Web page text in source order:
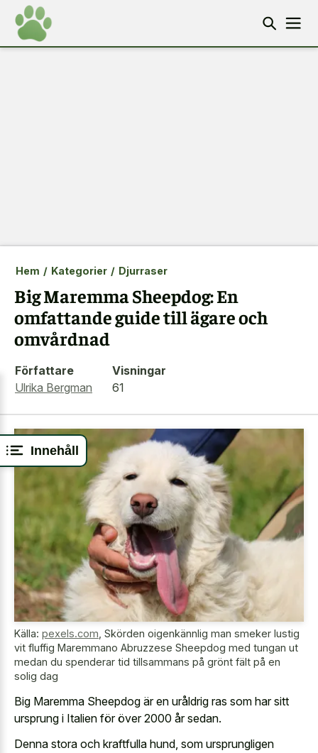
Innehåll
Hem / Kategorier / Djurraser
Big Maremma Sheepdog: En
omfattande guide till ägare och
omvårdnad
Författare
Ulrika Bergman
Visningar
61
Källa: pexels.com Skörden oigenkännlig man smeker lustig
vit fluffig Maremmano Abruzzese Sheepdog med tungan ut
medan du spenderar tid tillsammans på grönt fält på en
solig dag
Big Maremma Sheepdog är en uråldrig ras som har sitt
ursprung i Italien för över 2000 år sedan.
Denna stora och kraftfulla hund, som ursprungligen